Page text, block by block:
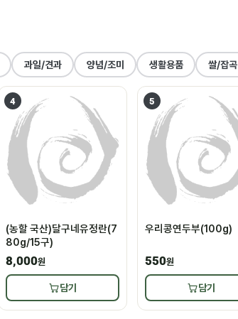
과일/견과 양념/조미 생활용품 쌀/잡곡
4
(농할 국산)달구네유정란(7
80g/15구)
8,000원
담기
5
우리콩연두부(100g)
550원
담기